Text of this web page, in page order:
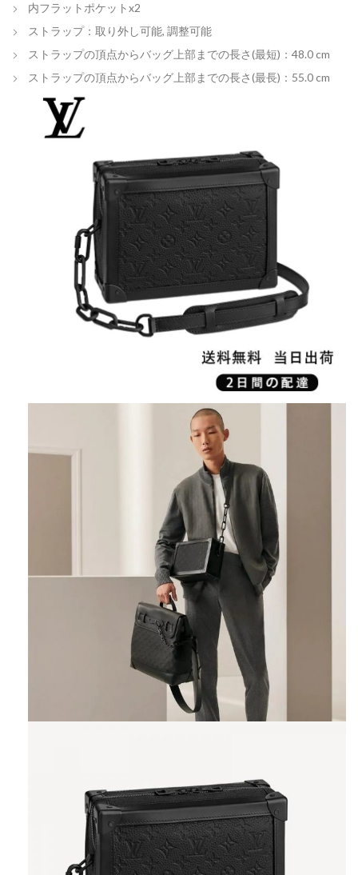
内フラットポケットx2
ストラップ：取り外し可能, 調整可能
ストラップの頂点からバッグ上部までの長さ(最短)：48.0 cm
ストラップの頂点からバッグ上部までの長さ(最長)：55.0 cm